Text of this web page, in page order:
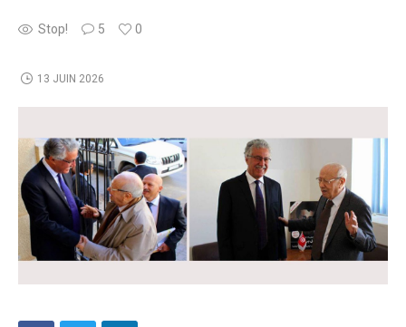
Stop! 5 0
13 JUIN 2026